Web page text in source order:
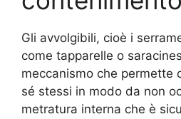
Gli avvolgibili, cioè i
come tapparelle o
meccanismo che permette
sé stessi in modo da non
metratura interna che è